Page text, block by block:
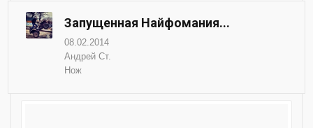
Запущенная Найфомания...
08.02.2014
Андрей Ст.
Нож